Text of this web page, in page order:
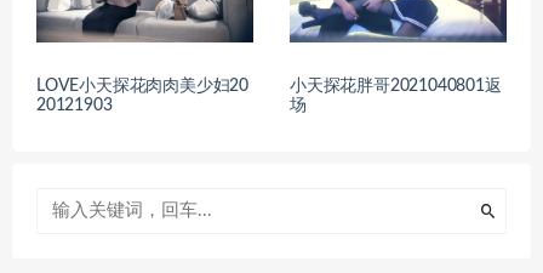
LOVE小天探花肉肉美少妇20
20121903
小天探花胖哥2021040801返
场